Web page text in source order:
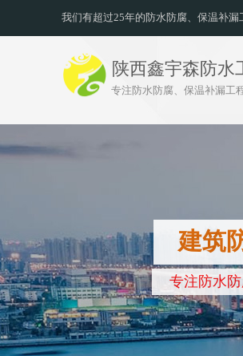
我们有超过25年的防水防腐、保温补漏
陕西鑫宇森防水
专注防水防腐、保温补漏工
建筑
专注防水